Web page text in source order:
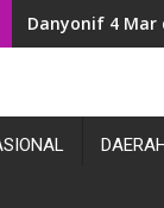
Danyonif 4 Mar